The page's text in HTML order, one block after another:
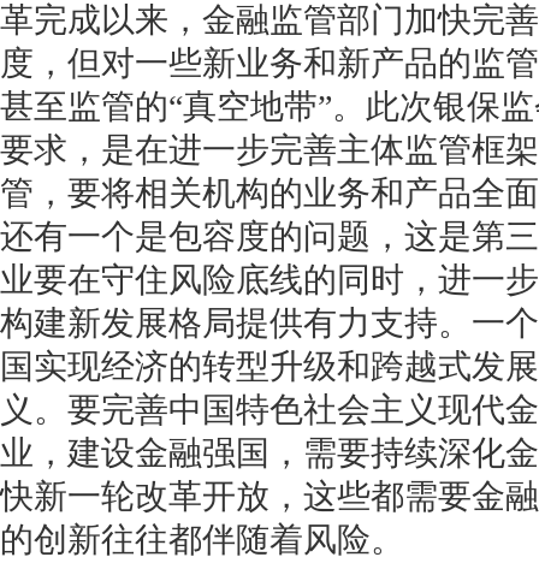
革完成以来，金融监管部门加快完
度，但对一些新业务和新产品的监
甚至监管的“真空地带”。此次银保
要求，是在进一步完善主体监管框
管，要将相关机构的业务和产品全
还有一个是包容度的问题，这是第
业要在守住风险底线的同时，进一
构建新发展格局提供有力支持。一
国实现经济的转型升级和跨越式发
义。要完善中国特色社会主义现代
业，建设金融强国，需要持续深化
快新一轮改革开放，这些都需要金
的创新往往都伴随着风险。